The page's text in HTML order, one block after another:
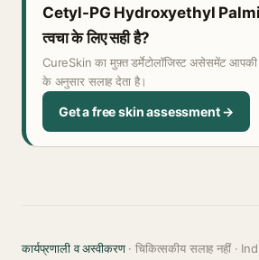
Cetyl-PG Hydroxyethyl
त्वचा के लिए सही है?
CureSkin का मुफ़्त डर्मेटोलॉजिस्ट असेसमेंट आपकी
के अनुसार सलाह देता है।
Get a free skin assessment →
कार्यप्रणाली व अस्वीकरण· चिकित्सकीय सलाह नहीं ·